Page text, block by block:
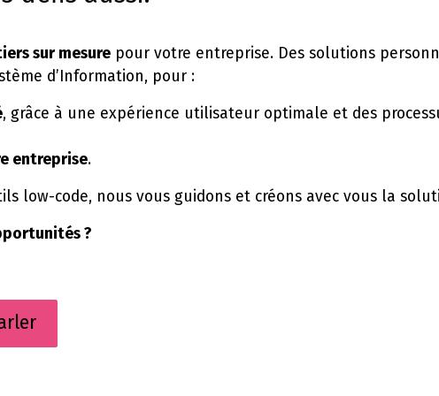
sur mesure pour votre entreprise. Des solutions
d’Information, pour :
, grâce à une expérience utilisateur optimale et des
entreprise.
low-code, nous vous guidons et créons avec vous la
?